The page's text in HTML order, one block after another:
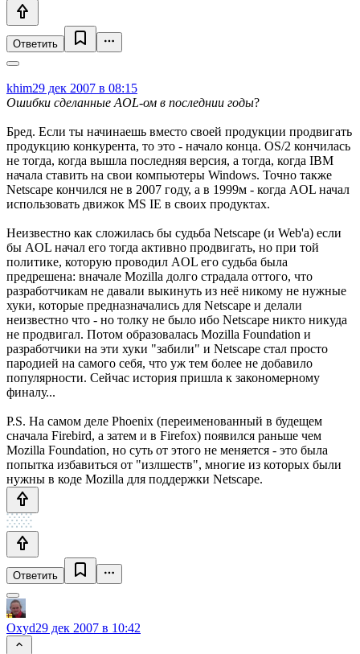
Ответить
khim29 дек 2007 в 08:15
Ошибки сделанные AOL-ом в последнии годы?
Бред. Если ты начинаешь вместо своей продукции продвигать
продукцию конкурента, то это - начало конца. OS/2 кончилась
не тогда, когда вышла последняя версия, а тогда, когда IBM
начала ставить на свои компьютеры Windows. Точно также
Netscape кончился не в 2007 году, а в 1999м - когда AOL начал
использовать движок MS IE в своих продуктах.
Неизвестно как сложилась бы судьба Netscape (и Web'а) если
бы AOL начал его тогда активно продвигать, но при той
политике, которую проводил AOL его судьба была
предрешена: вначале Mozilla долго страдала оттого, что
разработчикам не давали выкинуть из неё никому не нужные
хуки, которые предназначались для Netscape и делали
неизвестно что - но толку не было ибо Netscape никто никуда
не продвигал. Потом образовалась Mozilla Foundation и
разработчики на эти хуки "забили" и Netscape стал просто
пародией на самого себя, что уж тем более не добавило
популярности. Сейчас история пришла к закономерному
финалу...
P.S. На самом деле Phoenix (переименованный в будещем
сначала Firebird, а затем и в Firefox) появился раньше чем
Mozilla Foundation, но суть от этого не меняется - это была
попытка избавиться от "излшеств", многие из которых были
нужны в коде Mozilla для поддержки Netscape.
Ответить
Oxyd29 дек 2007 в 10:42